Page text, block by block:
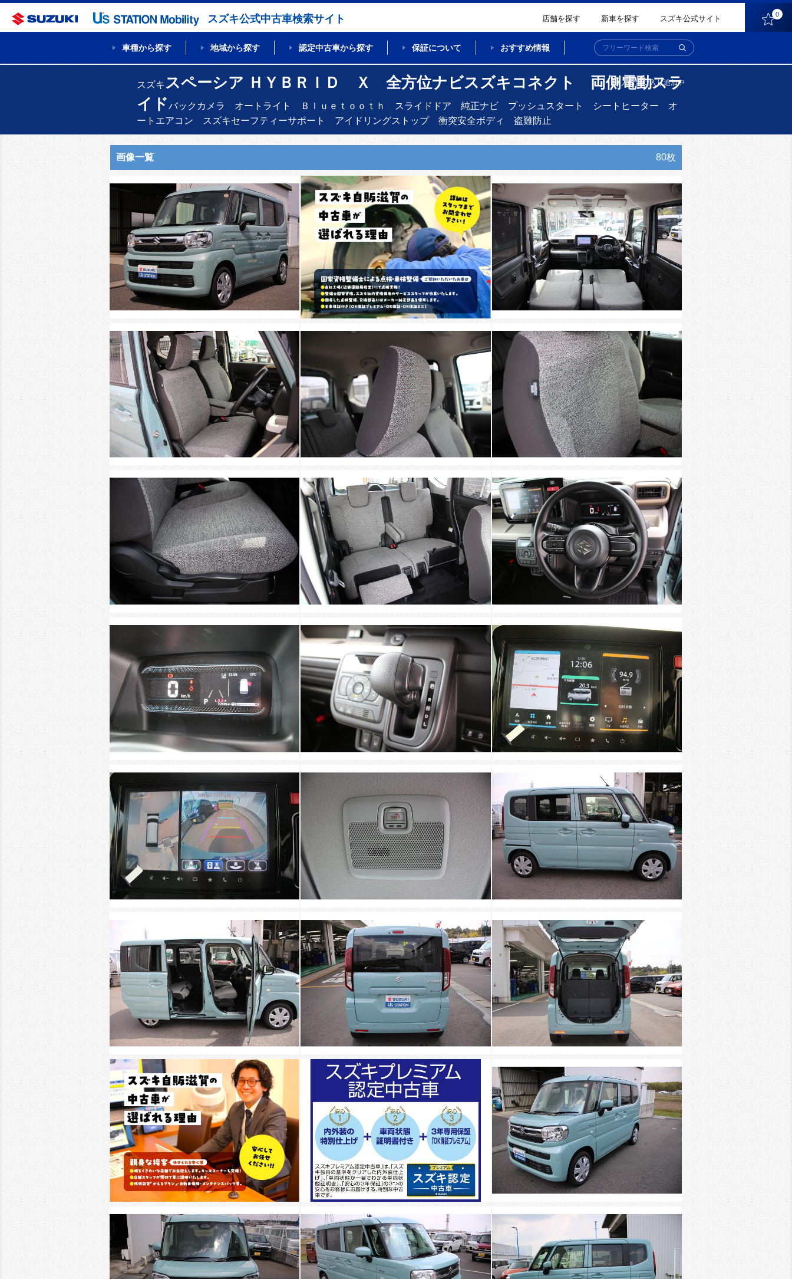
スズキ公式中古車検索サイト 店舗を探す 新車を探す スズキ公式サイト 0
車種から探す 地域から探す 認定中古車から探す 保証について おすすめ情報
スズキスペーシア ＨＹＢＲＩＤ Ｘ 全方位ナビスズキコネクト 両側電動スラ
イドバックカメラ オートライト Ｂｌｕｅｔｏｏｔｈ スライドドア 純正ナビ プッシュスタート シートヒーター オ
ートエアコン スズキセーフティーサポート アイドリングストップ 衝突安全ボディ 盗難防止
17 人お気に入り追加中
画像一覧 80枚